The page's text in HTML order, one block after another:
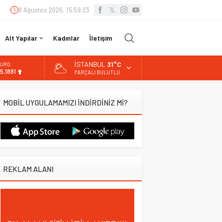
8 Ağustos 2026, 15:59:24
Alt Yapılar Kadınlar İletişim
13.779,39
DOLAR
İSTANBUL 31°C
PARÇALI BULUTLU
MOBİL UYGULAMAMIZI İNDİRDİNİZ Mİ?
REKLAM ALANI